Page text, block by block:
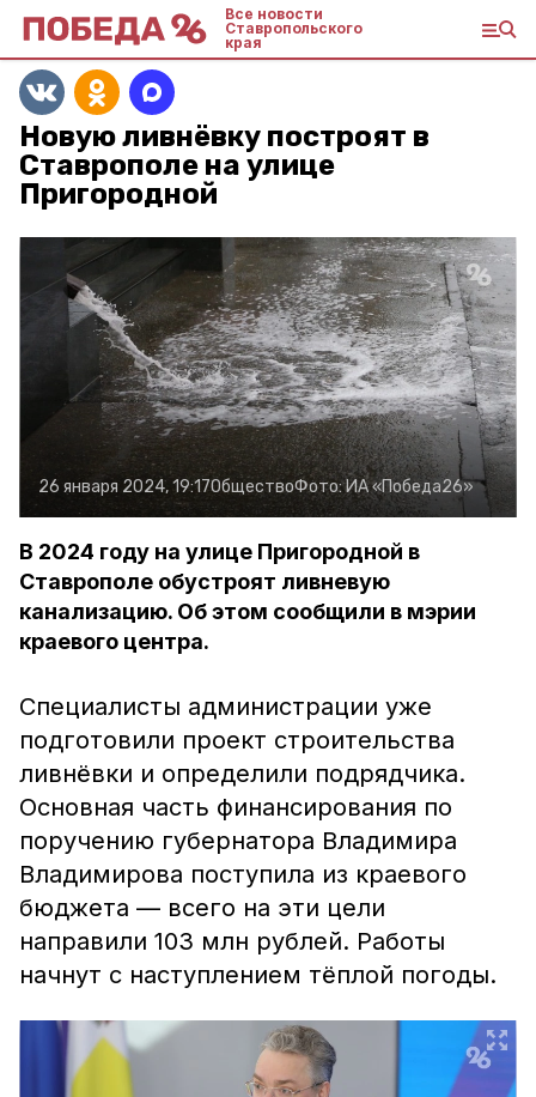
Все новости
Ставропольского
края
Новую ливнёвку построят в
Ставрополе на улице
Пригородной
26 января 2024, 19:17ОбществоФото:ИА «Победа26»
В 2024 году на улице Пригородной в
Ставрополе обустроят ливневую
канализацию. Об этом сообщили в мэрии
краевого центра.
Специалисты администрации уже
подготовили проект строительства
ливнёвки и определили подрядчика.
Основная часть финансирования по
поручению губернатора Владимира
Владимирова поступила из краевого
бюджета — всего на эти цели
направили 103 млн рублей. Работы
начнут с наступлением тёплой погоды.